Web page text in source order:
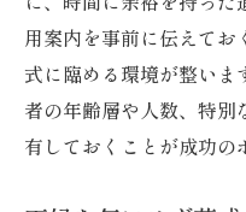
用案内を事前に伝えて
式に臨める環境が整いま
者の年齢層や人数、特
有しておくことが成功の